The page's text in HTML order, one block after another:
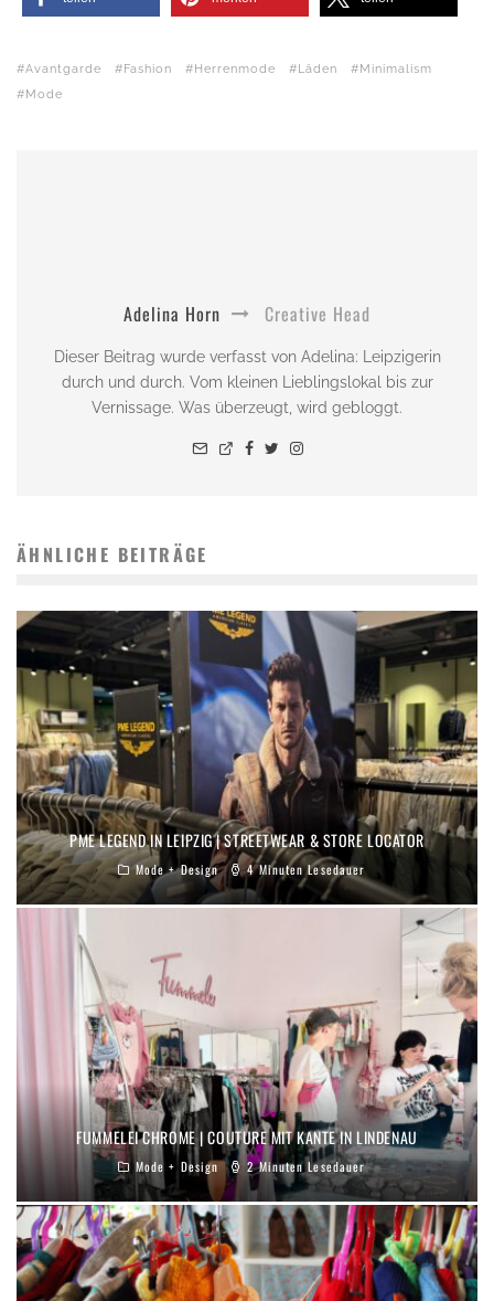
Avantgarde Fashion Herrenmode Läden
Minimalism
Mode
Adelina Horn Creative Head
Dieser Beitrag wurde verfasst von Adelina: Leipzigerin
durch und durch. Vom kleinen Lieblingslokal bis zur
Vernissage. Was überzeugt, wird gebloggt.
ÄHNLICHE BEITRÄGE
PME LEGEND IN LEIPZIG | STREETWEAR & STORE LOCATOR
Mode + Design 4 Minuten Lesedauer
FUMMELEI CHROME | COUTURE MIT KANTE IN LINDENAU
Mode + Design 2 Minuten Lesedauer